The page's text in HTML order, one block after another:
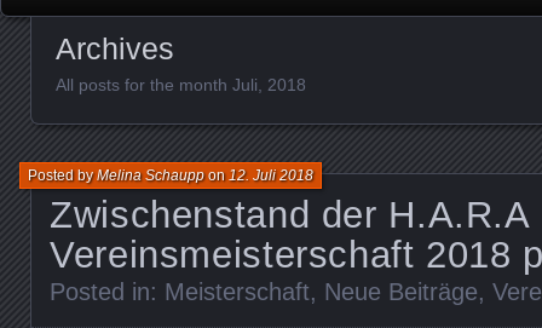
Archives
All posts for the month Juli, 2018
Zwischenstand der H.A.R.A
Vereinsmeisterschaft 2018
Posted byMelina Schauppon 12. Juli 2018
Posted in: Meisterschaft, Neue Beiträge,